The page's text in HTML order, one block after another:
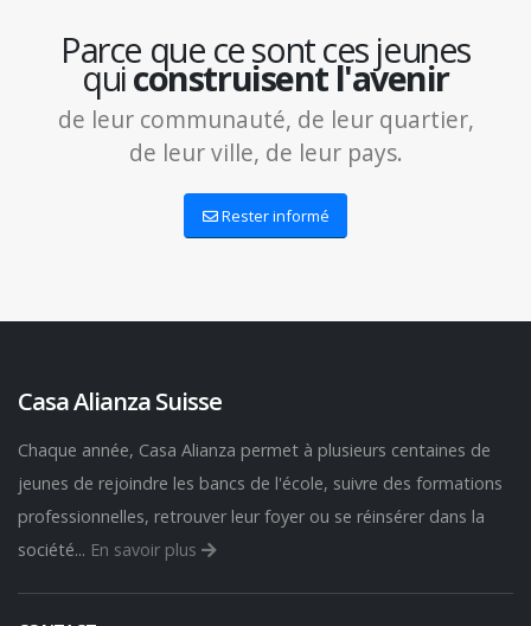
Parce que ce sont ces jeunes
quiconstruisent l'avenir
de leur communauté, de leur quartier,
de leur ville, de leur pays.
Rester informé
Casa Alianza Suisse
Chaque année, Casa Alianza permet à plusieurs centaines de
jeunes de rejoindre les bancs de l'école, suivre des formations
professionnelles, retrouver leur foyer ou se réinsérer dans la
société... En savoir plus